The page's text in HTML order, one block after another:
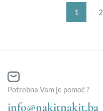
1 2
Potrebna Vam je pomoć ?
info@nakitnakit.ba